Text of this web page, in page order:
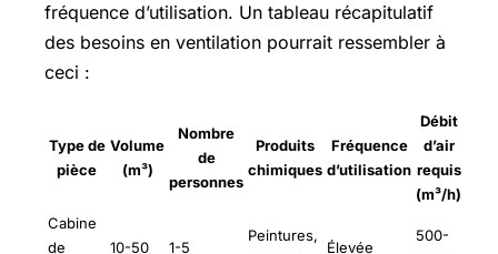
fréquence d’utilisation. Un tableau récapitulatif
des besoins en ventilation pourrait ressembler à
ceci :
Type de
pièce
Volume
(m³)
Nombre
de
personnes
Produits
chimiques
Fréquence
d’utilisation
Débit
d’air
requis
(m³/h)
Cabine
de
10-50 1-5
Peintures,
Élevée
500-